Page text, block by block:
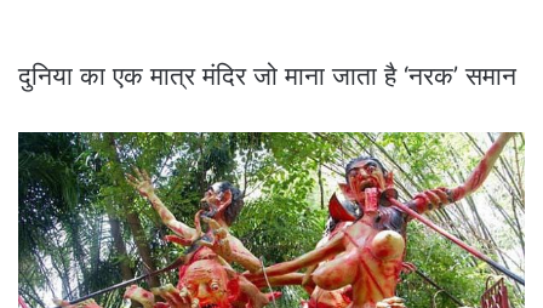
दुनिया का एक मात्र मंदिर जो माना जाता है ‘नरक’ समान